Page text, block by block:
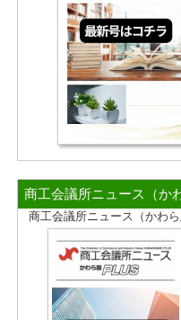
商工会議所ニュース（か
商工会議所ニュース（かわら